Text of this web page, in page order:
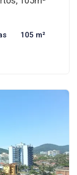
105 m²